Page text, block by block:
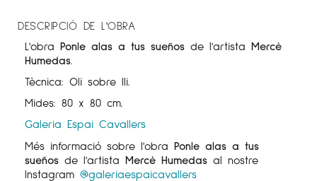
DESCRIPCIÓ DE L'OBRA
L'obra Ponle alas a tus sueños de l'artista Mercè
Humedas.
Tècnica: Oli sobre lli.
Mides: 80 x 80 cm.
Galeria Espai Cavallers
Més informació sobre l'obra Ponle alas a tus
sueños de l'artista Mercè Humedas al nostre
Instagram @galeriaespaicavallers